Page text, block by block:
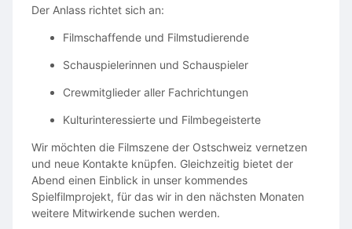
raising his voice.
Minimal dialogue. Maximum screen presence.
KHANG’S COACH
Male | Playing Age: 45–60
Demanding.
Ruthless.
Results-driven.
Der Anlass richtet sich an:
Filmschaffende und Filmstudierende
Schauspielerinnen und Schauspieler
Crewmitglieder aller Fachrichtungen
Kulturinteressierte und Filmbegeisterte
Wir möchten die Filmszene der Ostschweiz vernetzen
und neue Kontakte knüpfen. Gleichzeitig bietet der
Abend einen Einblick in unser kommendes
Spielfilmprojekt, für das wir in den nächsten Monaten
weitere Mitwirkende suchen werden.